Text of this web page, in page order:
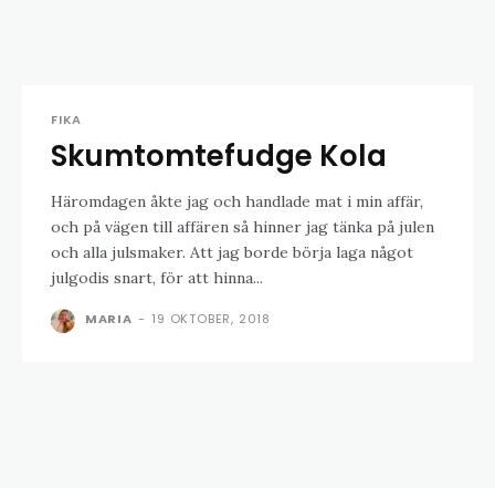
FIKA
Skumtomtefudge Kola
Häromdagen åkte jag och handlade mat i min affär,
och på vägen till affären så hinner jag tänka på julen
och alla julsmaker. Att jag borde börja laga något
julgodis snart, för att hinna...
MARIA - 19 OKTOBER, 2018